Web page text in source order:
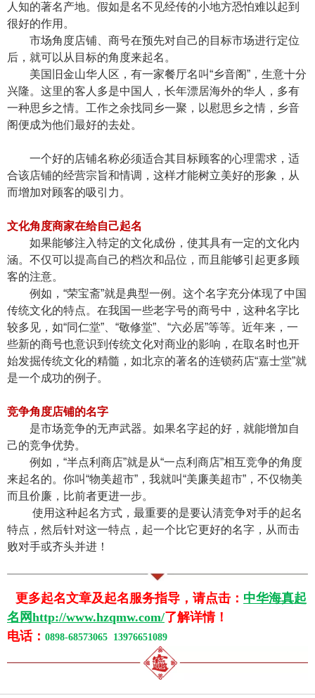
人知的著名产地。假如是名不见经传的小地方恐怕难以起到
很好的作用。
市场角度店铺、商号在预先对自己的目标市场进行定位
后，就可以从目标的角度来起名。
美国旧金山华人区，有一家餐厅名叫“乡音阁”，生意十分
兴隆。这里的客人多是中国人，长年漂居海外的华人，多有
一种思乡之情。工作之余找同乡一聚，以慰思乡之情，乡音
阁便成为他们最好的去处。
一个好的店铺名称必须适合其目标顾客的心理需求，适
合该店铺的经营宗旨和情调，这样才能树立美好的形象，从
而增加对顾客的吸引力。
文化角度商家在给自己起名
如果能够注入特定的文化成份，使其具有一定的文化内
涵。不仅可以提高自己的档次和品位，而且能够引起更多顾
客的注意。
例如，“荣宝斋”就是典型一例。这个名字充分体现了中国
传统文化的特点。在我国一些老字号的商号中，这种名字比
较多见，如“同仁堂”、“敬修堂”、“六必居”等等。近年来，一
些新的商号也意识到传统文化对商业的影响，在取名时也开
始发掘传统文化的精髓，如北京的著名的连锁药店“嘉士堂”就
是一个成功的例子。
竞争角度店铺的名字
是市场竞争的无声武器。如果名字起的好，就能增加自
己的竞争优势。
例如，“半点利商店”就是从“一点利商店”相互竞争的角度
来起名的。你叫“物美超市”，我就叫“美廉美超市”，不仅物美
而且价廉，比前者更进一步。
使用这种起名方式，最重要的是要认清竞争对手的起名
特点，然后针对这一特点，起一个比它更好的名字，从而击
败对手或齐头并进！
更多起名文章及起名服务指导，请点击： 中华海真起
名网http://www.hzqmw.com/了解详情！
电话： 0898-68573065 13976651089